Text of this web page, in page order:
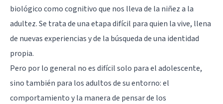
biológico como cognitivo que nos lleva de la niñez a la
adultez. Se trata de una etapa difícil para quien la vive, llena
de nuevas experiencias y de la búsqueda de una identidad
propia.
Pero por lo general no es difícil solo para el adolescente,
sino también para los adultos de su entorno: el
comportamiento y la manera de pensar de los